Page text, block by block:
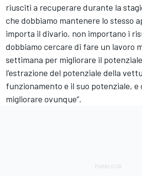
riusciti a recuperare durante la
che dobbiamo mantenere lo stesso
importa il divario, non importano i
dobbiamo cercare di fare un lavoro
settimana per migliorare il
l'estrazione del potenziale della
funzionamento e il suo potenziale, e
migliorare ovunque”.